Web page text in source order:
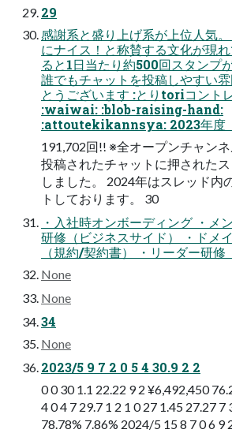
29
感謝系と盛り上げ系が上位⼈気
にナイス！と称賛する⽂化が現
ると1⽇当たり約500回スタンプ
誰でもチャットを投稿しやすい
とうございます :とりtoriコント
:waiwai: :blob-raising-hand:
:attoutekikannsya: 2023年度
191,702回!! ※全オープンチャン
投稿されたチャットに押された
しました。 2024年はスレッド内
トしております。 30
・入社時オンボーディング ・メ
研修（ビジネスサイド） ・ドメ
（規約/契約書） ・リーダー研
None
None
34
None
2023/5 9 7 2 0 5 4 30.9 2 2
0 0 30 1.1 22.22 9 2 ¥6,492,450
4 0 4 7 29.7 1 2 1 0 27 1.45 27.27 7
78.78% 7.86% 2024/5 15 8 7 0 6 9